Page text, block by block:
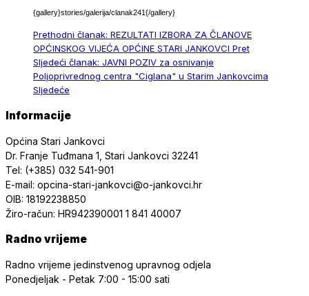
{gallery}stories/galerija/clanak241{/gallery}
Prethodni članak: REZULTATI IZBORA ZA ČLANOVE
OPĆINSKOG VIJEĆA OPĆINE STARI JANKOVCI Pret
Sljedeći članak: JAVNI POZIV za osnivanje
Poljoprivrednog centra "Ciglana" u Starim Jankovcima
Sljedeće
Informacije
Općina Stari Jankovci
Dr. Franje Tuđmana 1, Stari Jankovci 32241
Tel: (+385) 032 541-901
E-mail: opcina-stari-jankovci@o-jankovci.hr
OIB: 18192238850
Žiro-račun: HR942390001 1 841 40007
Radno vrijeme
Radno vrijeme jedinstvenog upravnog odjela
Ponedjeljak - Petak 7:00 - 15:00 sati